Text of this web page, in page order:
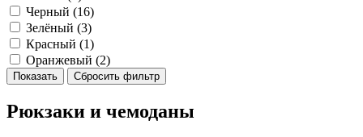
Черный (16)
Зелёный (3)
Красный (1)
Оранжевый (2)
Рюкзаки и чемоданы